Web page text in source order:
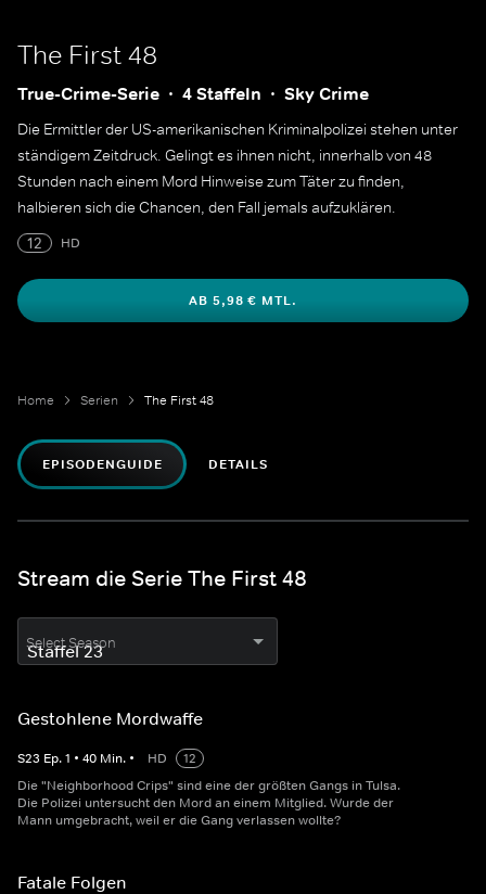
The First 48
True-Crime-Serie 4 Staffeln Sky Crime
Die Ermittler der US-amerikanischen Kriminalpolizei stehen unter
ständigem Zeitdruck. Gelingt es ihnen nicht, innerhalb von 48
Stunden nach einem Mord Hinweise zum Täter zu finden,
halbieren sich die Chancen, den Fall jemals aufzuklären.
12
HD
AB 5,98 € MTL.
Home Serien The First 48
EPISODENGUIDE DETAILS
Stream die Serie The First 48
Select Season
Gestohlene Mordwaffe
S23 Ep.1 • 40 Min. • HD
12
Die "Neighborhood Crips" sind eine der größten Gangs in Tulsa.
Die Polizei untersucht den Mord an einem Mitglied. Wurde der
Mann umgebracht, weil er die Gang verlassen wollte?
Fatale Folgen